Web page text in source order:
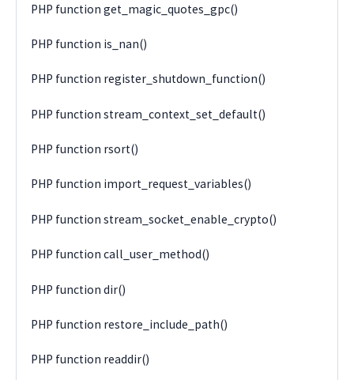
PHP function get_magic_quotes_gpc()
PHP function is_nan()
PHP function register_shutdown_function()
PHP function stream_context_set_default()
PHP function rsort()
PHP function import_request_variables()
PHP function stream_socket_enable_crypto()
PHP function call_user_method()
PHP function dir()
PHP function restore_include_path()
PHP function readdir()